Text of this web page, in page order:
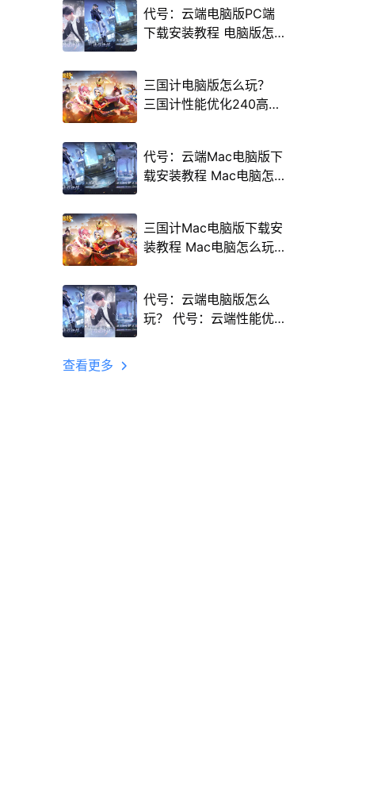
代号：云端电脑版PC端
下载安装教程 电脑版怎
三国计电脑版怎么玩？
三国计性能优化240高帧
代号：云端Mac电脑版下
载安装教程 Mac电脑怎
三国计Mac电脑版下载安
装教程 Mac电脑怎么玩
代号：云端电脑版怎么
玩？ 代号：云端性能优
查看更多